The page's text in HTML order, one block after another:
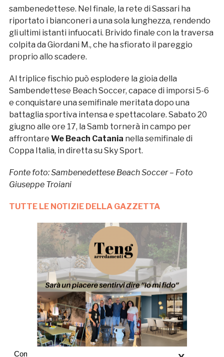
sambenedettese. Nel finale, la rete di Sassari ha
riportato i bianconeri a una sola lunghezza, rendendo
gli ultimi istanti infuocati. Brivido finale con la traversa
colpita da Giordani M., che ha sfiorato il pareggio
proprio allo scadere.
Al triplice fischio può esplodere la gioia della
Sambendettese Beach Soccer, capace di imporsi 5-6
e conquistare una semifinale meritata dopo una
battaglia sportiva intensa e spettacolare. Sabato 20
giugno alle ore 17, la Samb tornerà in campo per
affrontare We Beach Catania nella semifinale di
Coppa Italia, in diretta su Sky Sport.
Fonte foto: Sambenedettese Beach Soccer – Foto
Giuseppe Troiani
TUTTE LE NOTIZIE DELLA GAZZETTA
Commenti